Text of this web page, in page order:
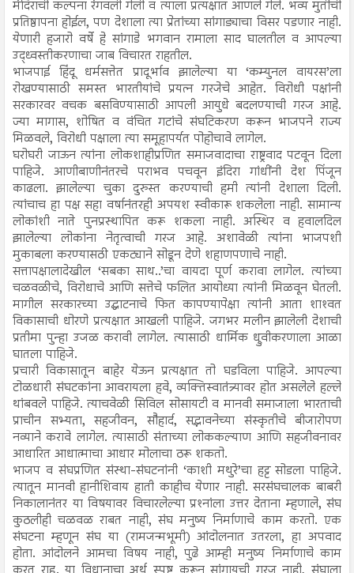
मंदिराची कल्पना रंगवली गेली व त्याला प्रत्यक्षात आणले गेले. भव्य मुर्तीची
प्रतिष्ठापना होईल, पण देशाला त्या प्रेतांच्या सांगाड्याचा विसर पडणार नाही.
येणारी हजारो वर्षे हे सांगाडे भगवान रामाला साद घालतील व आपल्या
उद्ध्वस्तीकरणाचा जाब विचारत राहतील.
भाजपाई हिंदू धर्मसत्तेत प्रादूर्भाव झालेल्या या ‘कम्युनल वायरस’ला
रोखण्यासाठी समस्त भारतीयांचे प्रयत्न गरजेचे आहेत. विरोधी पक्षांनी
सरकारवर वचक बसविण्यासाठी आपली आयुधे बदलण्याची गरज आहे.
ज्या मागास, शोषित व वंचित गटांचे संघटिकरण करून भाजपने राज्य
मिळवले, विरोधी पक्षाला त्या समूहापर्यत पोहोचावे लागेल.
घरोघरी जाऊन त्यांना लोकशाहीप्रणित समाजवादाचा राष्ट्रवाद पटवून दिला
पाहिजे. आणीबाणीनंतरचे पराभव पचवून इंदिरा गांधींनी देश पिंजून
काढला. झालेल्या चुका दुरुस्त करण्याची हमी त्यांनी देशाला दिली.
त्यांचाच हा पक्ष सहा वर्षानंतरही अपयश स्वीकारू शकलेला नाही. सामान्य
लोकांशी नाते पुनप्रस्थापित करू शकला नाही. अस्थिर व हवालदिल
झालेल्या लोकांना नेतृत्वाची गरज आहे. अशावेळी त्यांना भाजपशी
मुकाबला करण्यासठी एकट्याने सोडून देणे शहाणपणाचे नाही.
सत्तापक्षालादेखील ‘सबका साथ..’चा वायदा पूर्ण करावा लागेल. त्यांच्या
चळवळीचे, विरोधाचे आणि सत्तेचे फलित आयोध्या त्यांनी मिळवून घेतली.
मागील सरकारच्या उद्घाटनाचे फित कापण्यापेक्षा त्यांनी आता शाश्‍वत
विकासाची धोरणे प्रत्यक्षात आखली पाहिजे. जगभर मलीन झालेली देशाची
प्रतीमा पुन्हा उजळ करावी लागेल. त्यासाठी धार्मिक ध्रुवीकरणाला आळा
घातला पाहिजे.
प्रचारी विकासातून बाहेर येऊन प्रत्यक्षात तो घडविला पाहिजे. आपल्या
टोळधारी संघटकांना आवरायला हवे, व्यक्तिस्वातंत्र्यावर होत असलेले हल्ले
थांबवले पाहिजे. त्याचवेळी सिविल सोसायटी व मानवी समाजाला भारताची
प्राचीन सभ्यता, सहजीवन, सौहार्द, सद्भावनेच्या संस्कृतीचे बीजारोपण
नव्याने करावे लागेल. त्यासाठी संताच्या लोककल्याण आणि सहजीवनावर
आधारित आधात्माचा आधार मोलाचा ठरू शकतो.
भाजप व संघप्रणित संस्था-संघटनांनी ‘काशी मथुरे’चा हट्ट सोडला पाहिजे.
त्यातून मानवी हानीशिवाय हाती काहीच येणार नाही. सरसंघचालक बाबरी
निकालानंतर या विषयावर विचारलेल्या प्रश्‍नांला उत्तर देताना म्हणाले, संघ
कुठलीही चळवळ राबत नाही, संघ मनुष्य निर्माणाचे काम करतो. एक
संघटना म्हणून संघ या (रामजन्मभूमी) आंदोलनात उतरला, हा अपवाद
होता. आंदोलने आमचा विषय नाही, पुढे आम्ही मनुष्य निर्माणाचे काम